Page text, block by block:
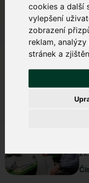
cookies a další
vylepšení
zobrazení
reklam,
stránek a
Další